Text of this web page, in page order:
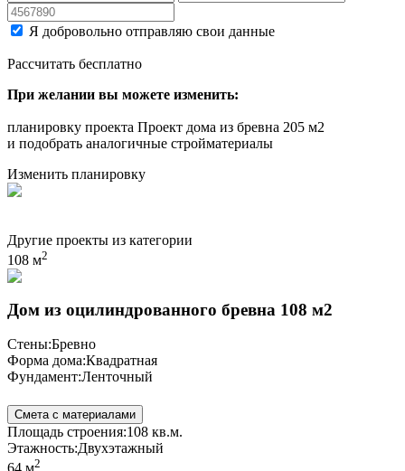
Я добровольно отправляю свои данные
Рассчитать бесплатно
При желании вы можете изменить:
планировку проекта Проект дома из бревна 205 м2
и подобрать аналогичные стройматериалы
Изменить планировку
Другие проекты из категории
108 м2
Дом из оцилиндрованного бревна 108 м2
Стены:Бревно
Форма дома:Квадратная
Фундамент:Ленточный
Смета с материалами
Площадь строения:108 кв.м.
Этажность:Двухэтажный
2